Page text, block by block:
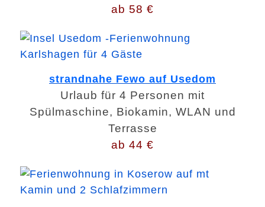
ab 58 €
strandnahe Fewo auf Usedom
Urlaub für 4 Personen mit
Spülmaschine, Biokamin, WLAN und
Terrasse
ab 44 €